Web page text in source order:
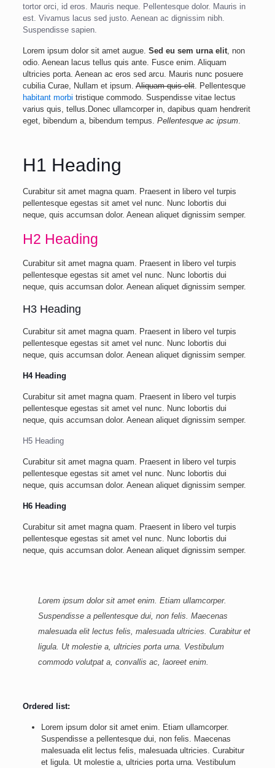
tortor orci, id eros. Mauris neque. Pellentesque dolor. Mauris in
est. Vivamus lacus sed justo. Aenean ac dignissim nibh.
Suspendisse sapien.
Lorem ipsum dolor sit amet augue. Sed eu sem urna elit, non
odio. Aenean lacus tellus quis ante. Fusce enim. Aliquam
ultricies porta. Aenean ac eros sed arcu. Mauris nunc posuere
cubilia Curae, Nullam et ipsum.Aliquam quis elit. Pellentesque
habitant morbi tristique commodo. Suspendisse vitae lectus
varius quis, tellus.Donec ullamcorper in, dapibus quam hendrerit
eget, bibendum a, bibendum tempus. Pellentesque ac ipsum.
H1 Heading
Curabitur sit amet magna quam. Praesent in libero vel turpis
pellentesque egestas sit amet vel nunc. Nunc lobortis dui
neque, quis accumsan dolor. Aenean aliquet dignissim semper.
H2 Heading
Curabitur sit amet magna quam. Praesent in libero vel turpis
pellentesque egestas sit amet vel nunc. Nunc lobortis dui
neque, quis accumsan dolor. Aenean aliquet dignissim semper.
H3 Heading
Curabitur sit amet magna quam. Praesent in libero vel turpis
pellentesque egestas sit amet vel nunc. Nunc lobortis dui
neque, quis accumsan dolor. Aenean aliquet dignissim semper.
H4 Heading
Curabitur sit amet magna quam. Praesent in libero vel turpis
pellentesque egestas sit amet vel nunc. Nunc lobortis dui
neque, quis accumsan dolor. Aenean aliquet dignissim semper.
H5 Heading
Curabitur sit amet magna quam. Praesent in libero vel turpis
pellentesque egestas sit amet vel nunc. Nunc lobortis dui
neque, quis accumsan dolor. Aenean aliquet dignissim semper.
H6 Heading
Curabitur sit amet magna quam. Praesent in libero vel turpis
pellentesque egestas sit amet vel nunc. Nunc lobortis dui
neque, quis accumsan dolor. Aenean aliquet dignissim semper.
Lorem ipsum dolor sit amet enim. Etiam ullamcorper.
Suspendisse a pellentesque dui, non felis. Maecenas
malesuada elit lectus felis, malesuada ultricies. Curabitur et
ligula. Ut molestie a, ultricies porta urna. Vestibulum
commodo volutpat a, convallis ac, laoreet enim.
Ordered list:
Lorem ipsum dolor sit amet enim. Etiam ullamcorper.
Suspendisse a pellentesque dui, non felis. Maecenas
malesuada elit lectus felis, malesuada ultricies. Curabitur
et ligula. Ut molestie a, ultricies porta urna. Vestibulum